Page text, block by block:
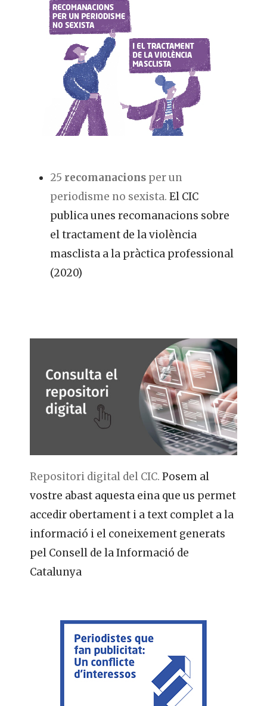
25 recomanacions per un
periodisme no sexista. El CIC
publica unes recomanacions sobre
el tractament de la violència
masclista a la pràctica professional
(2020)
Repositori digital del CIC. Posem al
vostre abast aquesta eina que us permet
accedir obertament i a text complet a la
informació i el coneixement generats
pel Consell de la Informació de
Catalunya